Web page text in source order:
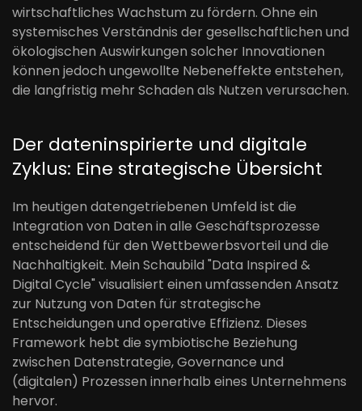
wirtschaftliches Wachstum zu fördern. Ohne ein
systemisches Verständnis der gesellschaftlichen und
ökologischen Auswirkungen solcher Innovationen
können jedoch ungewollte Nebeneffekte entstehen,
die langfristig mehr Schaden als Nutzen verursachen.
Der dateninspirierte und digitale
Zyklus: Eine strategische Übersicht
Im heutigen datengetriebenen Umfeld ist die
Integration von Daten in alle Geschäftsprozesse
entscheidend für den Wettbewerbsvorteil und die
Nachhaltigkeit. Mein Schaubild "Data Inspired &
Digital Cycle" visualisiert einen umfassenden Ansatz
zur Nutzung von Daten für strategische
Entscheidungen und operative Effizienz. Dieses
Framework hebt die symbiotische Beziehung
zwischen Datenstrategie, Governance und
(digitalen) Prozessen innerhalb eines Unternehmens
hervor.